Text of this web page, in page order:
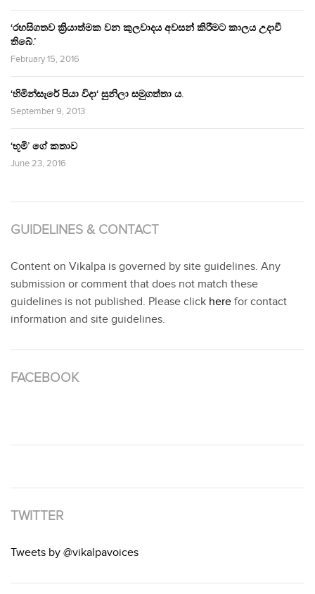
‘රහසිගතව ක්‍රියාත්මක වන කුලවාදය අවසන් කිරීමට කාලය උදාවී
තිබේ.’
February 15, 2016
‘හිමින්සැරේ පියා විදා‘ සුනිලා සමුගත්තා ය.
September 9, 2013
‘භූමි’ ගේ කතාව
June 23, 2016
GUIDELINES & CONTACT
Content on Vikalpa is governed by site guidelines. Any
submission or comment that does not match these
guidelines is not published. Please click here for contact
information and site guidelines.
FACEBOOK
TWITTER
Tweets by @vikalpavoices